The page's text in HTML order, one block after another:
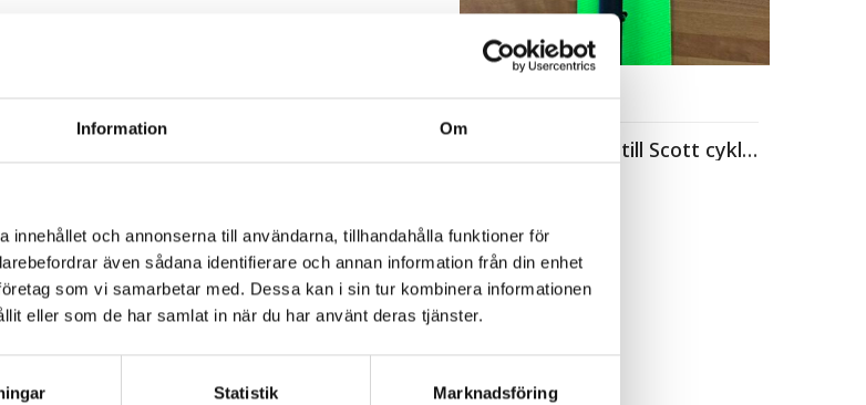
Information Om
innehållet och annonserna till användarna, tillhandahålla funktioner för
även sådana identifierare och annan information från din enhet
som vi samarbetar med. Dessa kan i sin tur kombinera informationen
eller som de har samlat in när du har använt deras tjänster.
Statistik Marknadsföring
MTB Cyklar Cykeltillbehör
Justerbart stöd till Scott cyklar 24″-28″